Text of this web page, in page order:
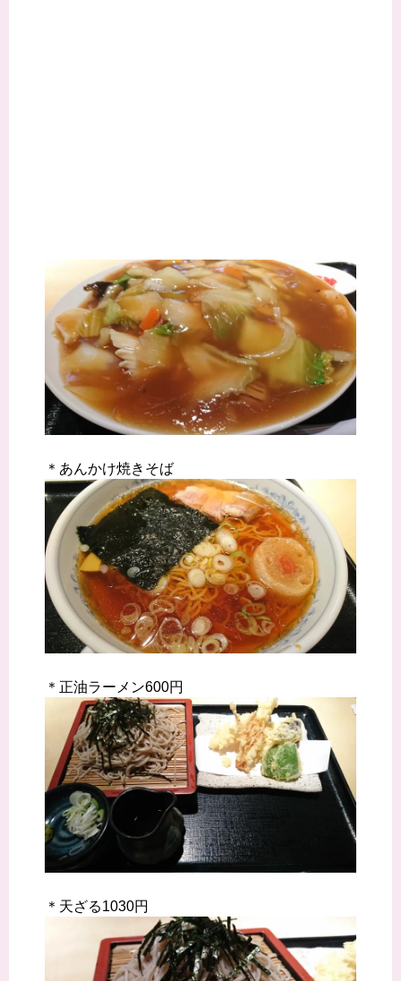
＊あんかけ焼きそば
＊正油ラーメン600円
＊天ざる1030円